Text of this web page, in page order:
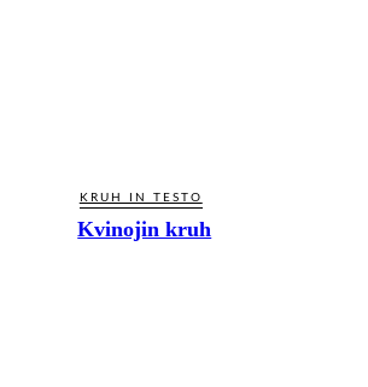
KRUH IN TESTO
Kvinojin kruh